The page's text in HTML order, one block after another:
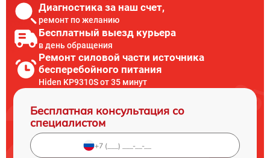
Диагностика за наш счет,
ремонт по желанию
Бесплатный выезд курьера
в день обращения
Ремонт силовой части источника
бесперебойного питания
Hiden KP9310S от 35 минут
Бесплатная консультация со
специалистом